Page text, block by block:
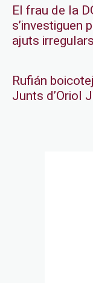
El frau de la
s’investiguen
ajuts irregulars
Rufián
Junts d’Oriol